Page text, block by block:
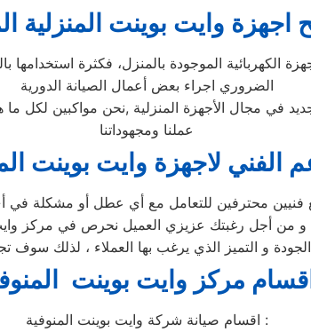
اجهزة وايت بوينت المنزلية
الكهربائية الموجودة بالمنزل، فكثرة
الضروري اجراء بعض أعمال الصيانة الدورية
في مجال الأجهزة المنزلية ,نحن مواكبين
عملنا ومجهوداتنا
الفني لاجهزة وايت بوينت
محترفين للتعامل مع أي عطل أو مشكلة في
من أجل رغبتك عزيزي العميل نحرص في مركز
و التميز الذي يرغب بها العملاء ، لذلك سوف
اقسام مركز وايت بوينت
اقسام صيانة شركة وايت بوينت المنوفية :